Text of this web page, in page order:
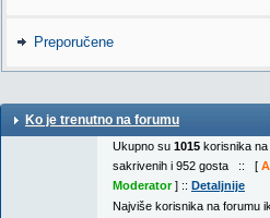
Preporučene
Ko je trenutno na forumu
Ukupno su 1015 korisnika
sakrivenih i 952 gosta :: [
Moderator] :: Detaljnije
Najviše korisnika na forumu